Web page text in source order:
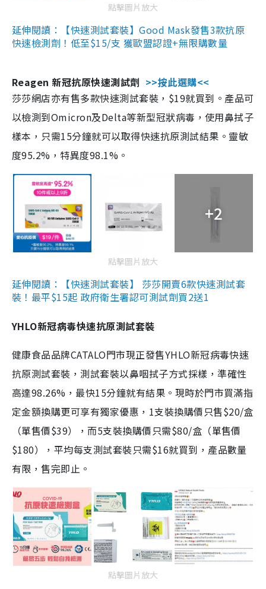
點擊圖片放大
延伸閱讀：【快速測試套裝】Good Mask發售3款抗原
快速檢測劑！低至$15/支 獲歐盟認證+無限購數量
Reagen 新冠抗原快速測試劑 >>按此選購<<
莎莎網店亦有售多款快速測試套裝，$19就買到。產品可
以檢測到Omicron及Delta等新型冠狀病毒，使用鼻拭子
樣本，只需15分鐘就可以取得快速抗原測試結果。靈敏
度95.2%，特異度98.1%。
+2
點擊圖片放大
延伸閱讀：【快速測試套裝】 莎莎開賣6款快速測試套
裝！最平$15起 政府衛生署認可測試劑買2送1
YHLO新冠病毒快速抗原測試套裝
健康食品品牌CATALO門市現正發售YHLO新冠病毒快速
抗原測試套裝，測試套裝以鼻咽拭子方式採樣，準確性
高達98.26%，最快15分鐘就有結果。現時於門市買滿指
定金額換購更可享有獨家優惠，1支裝換購價只售$20/盒
（單售價$39），而5支裝換購價只需$80/盒（單售價
$180），平均每支測試套裝只需$16就買到，產品數量
有限，售完即止。
點擊圖片放大